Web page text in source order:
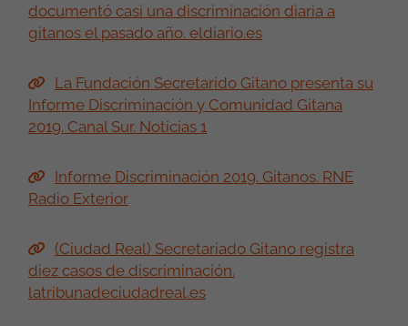
documentó casi una discriminación diaria a
gitanos el pasado año. eldiario.es
La Fundación Secretarido Gitano presenta su
Informe Discriminación y Comunidad Gitana
2019. Canal Sur. Noticias 1
Informe Discriminación 2019. Gitanos. RNE
Radio Exterior
(Ciudad Real) Secretariado Gitano registra
diez casos de discriminación.
latribunadeciudadreal.es